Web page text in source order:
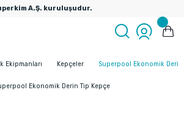
A.Ş. kuruluşudur.
Ekipmanları Kepçeler Superpool Ekonomik Derin